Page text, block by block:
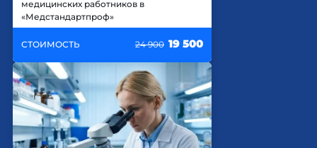
медицинских работников в
«Медстандартпроф»
СТОИМОСТЬ 24 900 19 500